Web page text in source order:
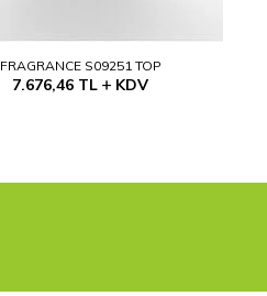
FRAGRANCE S09251 TOP
7.676,46 TL KDV